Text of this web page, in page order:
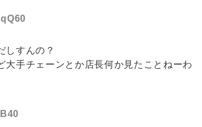
しすんの？
手チェーンとか店長何か見たことねーわ